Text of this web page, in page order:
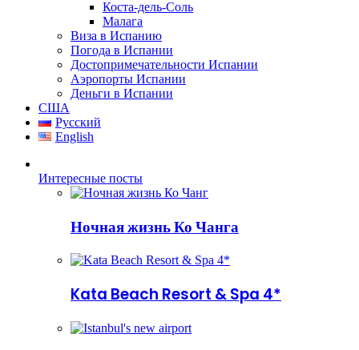
Коста-дель-Соль
Малага
Виза в Испанию
Погода в Испании
Достопримечательности Испании
Аэропорты Испании
Деньги в Испании
США
Русский
English
Интересные посты
Ночная жизнь Ко Чанга
Kata Beach Resort & Spa 4*